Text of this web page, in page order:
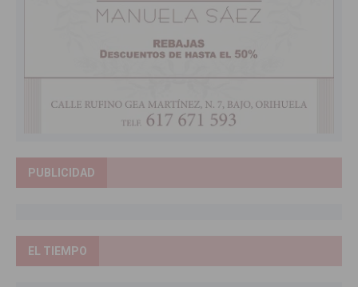
PUBLICIDAD
EL TIEMPO